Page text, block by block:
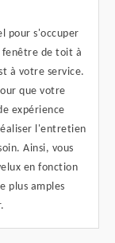
pour s'occuper
de toit à
à votre service.
que votre
expérience
l'entretien
Ainsi, vous
en fonction
plus amples